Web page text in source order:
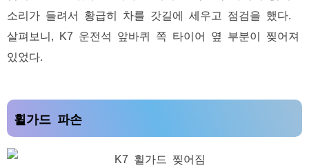
소리가 들려서 황급히 차를 갓길에 세우고 점검을 했다.
살펴보니, K7 운전석 앞바퀴 쪽 타이어 옆 부분이 찢어져
있었다.
휠가드 파손